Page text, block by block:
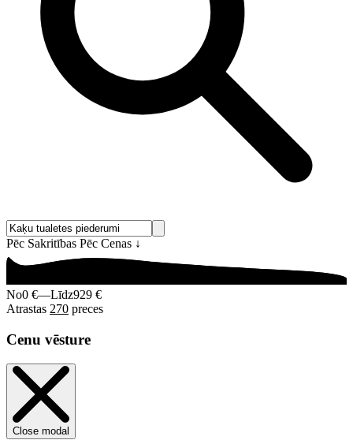
Pēc Sakritības Pēc Cenas ↓
No0 €—Līdz929 €
Atrastas 270 preces
Cenu vēsture
Close modal